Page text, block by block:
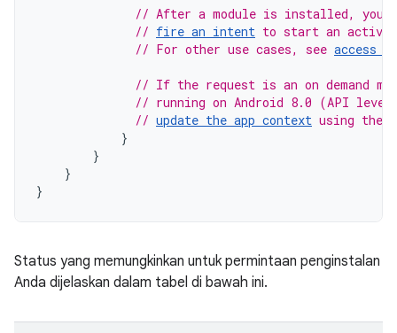
// After a module is installed, you
// fire an intent to start an
// For other use cases, see access
// If the request is an on demand
// running on Android 8.0 (API
// update the app context using the
}
}
}
}
Status yang memungkinkan untuk permintaan penginstalan
Anda dijelaskan dalam tabel di bawah ini.